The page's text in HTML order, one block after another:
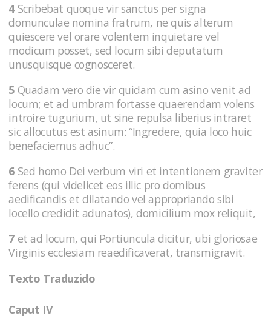
4Scribebat quoque vir sanctus per signa
domunculae nomina fratrum, ne quis alterum
quiescere vel orare volentem inquietare vel
modicum posset, sed locum sibi deputatum
unusquisque cognosceret.
5 Quadam vero die vir quidam cum asino venit ad
locum; et ad umbram fortasse quaerendam volens
introire tugurium, ut sine repulsa liberius intraret
sic allocutus est asinum: “Ingredere, quia loco huic
benefaciemus adhuc”.
6 Sed homo Dei verbum viri et intentionem graviter
ferens (qui videlicet eos illic pro domibus
aedificandis et dilatando vel appropriando sibi
locello credidit adunatos), domicilium mox reliquit,
7 et ad locum, qui Portiuncula dicitur, ubi gloriosae
Virginis ecclesiam reaedificaverat, transmigravit.
Texto Traduzido
Caput IV